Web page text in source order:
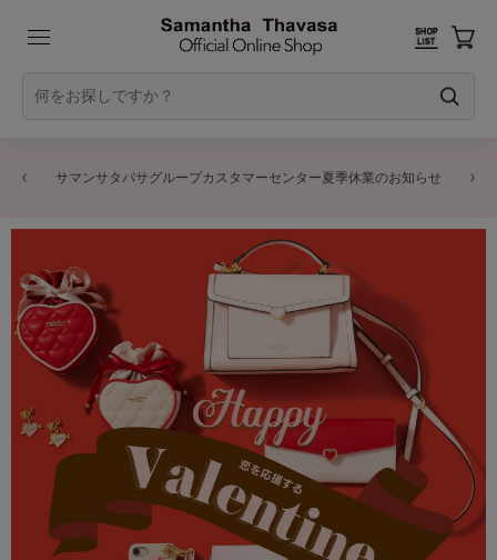
サマンサタバサグループカスタマーセンター夏季休業のお知らせ